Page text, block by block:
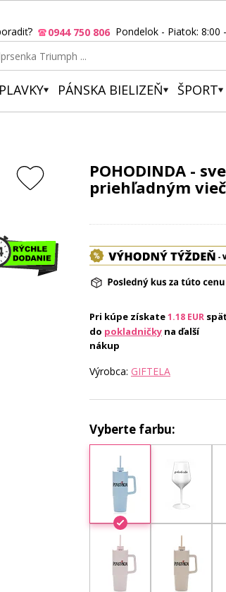
0944 750 806 Pondelok - Piatok: 8:00
PLAVKY PÁNSKA BIELIZEŇ ŠPORT
POHODINDA -
priehľadným
Pri kúpe získate1.18 EUR
do pokladničky na ďalší
nákup
Výrobca: GIFTELA
Vyberte farbu: